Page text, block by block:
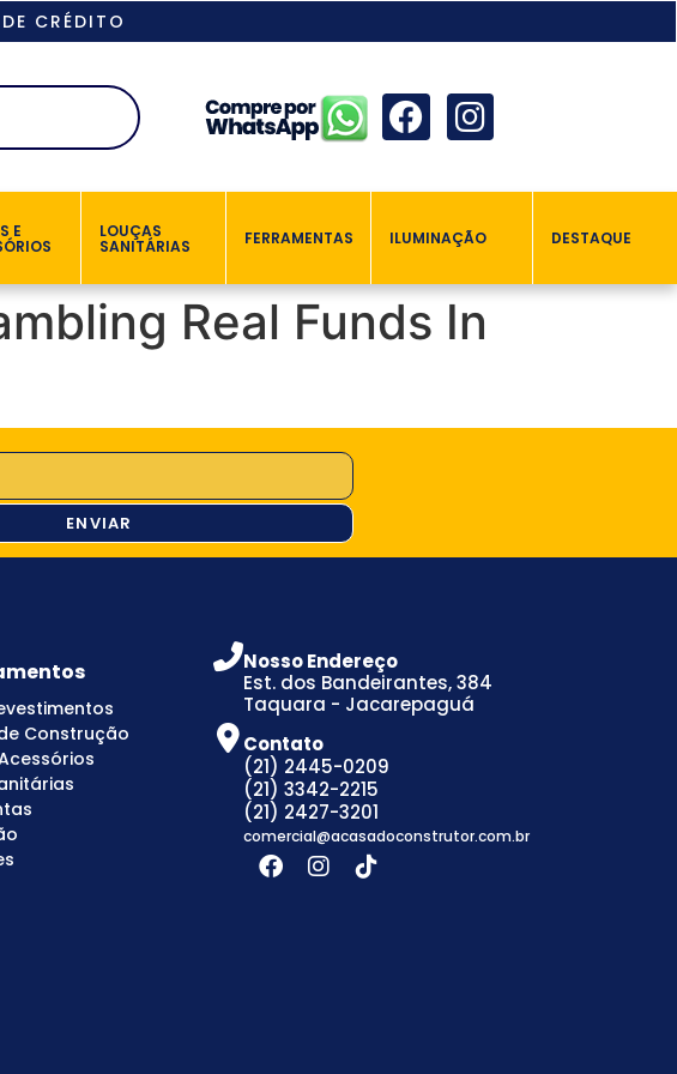
CRÉDITO
E LOUÇAS
SANITÁRIAS FERRAMENTAS ILUMINAÇÃO DESTAQUE
Real Funds In
ENVIAR
Construção
Nosso Endereço
Est. dos Bandeirantes, 384
Taquara - Jacarepaguá
Contato
(21) 2445-0209
(21) 3342-2215
(21) 2427-3201
comercial@acasadoconstrutor.com.br